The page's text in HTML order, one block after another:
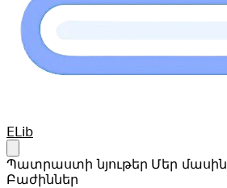
Your Company
ELib
Պատրաստի նյութեր Մեր մասին
Բաժիններ